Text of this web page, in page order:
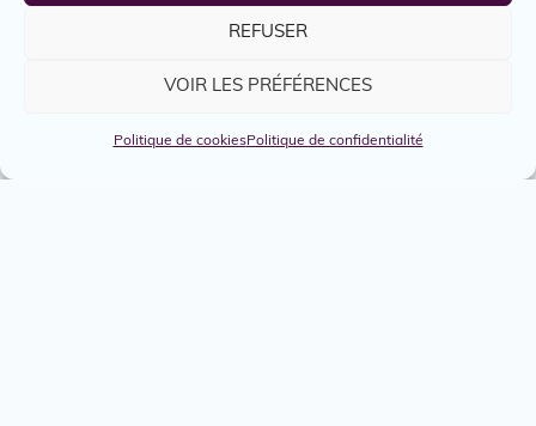
REFUSER
VOIR LES PRÉFÉRENCES
Politique de cookiesPolitique de confidentialité
d’une personne peut être différent selon le
stressé.e par le processus d’entrevue peut